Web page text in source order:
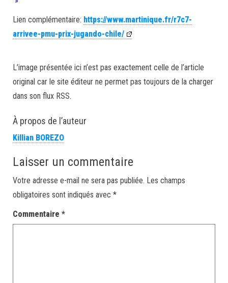
Lien complémentaire: https://www.martinique.fr/r7c7-
arrivee-pmu-prix-jugando-chile/
L’image présentée ici n’est pas exactement celle de l’article
original car le site éditeur ne permet pas toujours de la charger
dans son flux RSS.
À propos de l’auteur
Killian BOREZO
Laisser un commentaire
Votre adresse e-mail ne sera pas publiée. Les champs
obligatoires sont indiqués avec *
Commentaire *